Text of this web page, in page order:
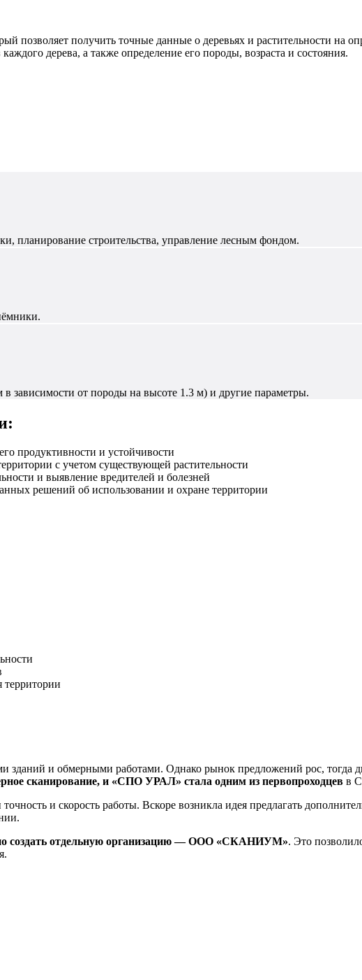
позволяет получить точные данные о деревьях и растительности на
дерева, а также определение его породы, возраста и состояния.
планирование строительства, управление лесным фондом.
в зависимости от породы на высоте 1.3 м) и другие параметры.
продуктивности и устойчивости
с учетом существующей растительности
и выявление вредителей и болезней
решений об использовании и охране территории
территории
зданий и обмерными работами. Однако рынок предложений рос, тогда
сканирование, и «СПО УРАЛ» стала одним из первопроходцев в
и скорость работы. Вскоре возникла идея предлагать
создать отдельную организацию — ООО «СКАНИУМ». Это